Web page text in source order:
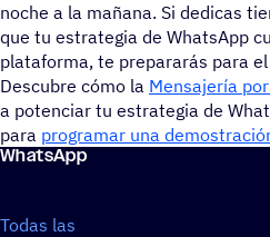
noche a la mañana. Si dedicas
que tu estrategia de WhatsApp
plataforma, te prepararás para
Descubre cómo la Mensajería
a potenciar tu estrategia de
para programar una
WhatsApp
Todas las